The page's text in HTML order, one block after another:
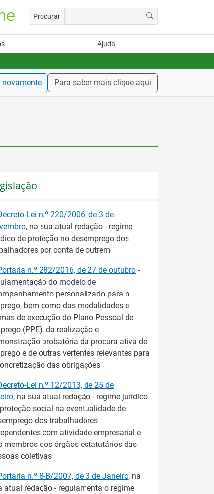
Procurar
Ajuda
novamente Para saber mais clique aqui
Lei n.º 220/2006, de 3 de
, na sua atual redação - regime
de proteção no desemprego dos
por conta de outrem
n.º 282/2016, de 27 de outubro -
do modelo de
personalizado para o
bem como das modalidades e
de execução do Plano Pessoal de
(PPE), da realização e
probatória da procura ativa de
e de outras vertentes relevantes para
das obrigações
Lei n.º 12/2013, de 25 de
, na sua atual redação - regime jurídico
social na eventualidade de
dos trabalhadores
com atividade empresarial e
membros dos órgãos estatutários das
coletivas
n.º 8-B/2007, de 3 de Janeiro, na
atual redação - regulamenta o regime